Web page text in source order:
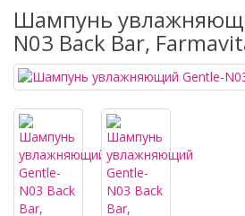
Шампунь
N03 Back Bar,